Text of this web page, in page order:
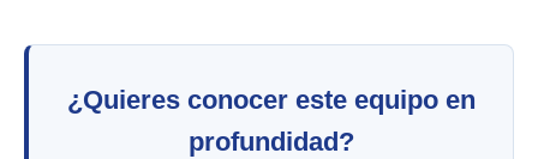
¿Quieres conocer este equipo en
profundidad?